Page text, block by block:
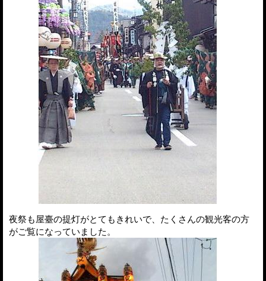
夜祭も屋臺の提灯がとてもきれいで、たくさんの観光客の方
がご覧になっていました。